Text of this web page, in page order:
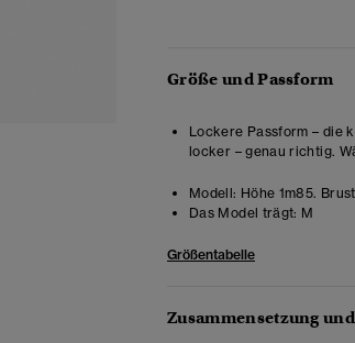
Größe und Passform
Lockere Passform – die
locker – genau richtig.
Modell: Höhe 1m85.
Das Model trägt: M
Größentabelle
Zusammensetzung